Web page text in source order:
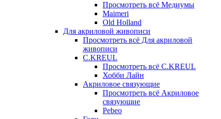
Просмотреть всё Медиумы
Maimeri
Old Holland
Для акриловой живописи
Просмотреть всё Для акриловой
живописи
C.KREUL
Просмотреть всё C.KREUL
Хобби Лайн
Акриловое связующие
Просмотреть всё Акриловое
связующие
Pebeo